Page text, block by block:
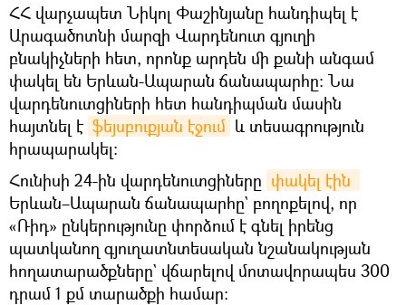
ՀՀ վարչապետ Նիկոլ Փաշինյանը հանդիպել է
Արագածոտնի մարզի Վարդենուտ գյուղի
բնակիչների հետ, որոնք արդեն մի քանի անգամ
փակել են Երևան-Ապարան ճանապարհը։ Նա
վարդենուտցիների հետ հանդիպման մասին
հայտնել է ֆեյսբուքյան էջում և տեսագրություն
հրապարակել։
Հունիսի 24-ին վարդենուտցիները
Երևան–Ապարան ճանապարհը` բողոքելով, որ
«Ռիդ» ընկերությունը փորձում է գնել իրենց
պատկանող գյուղատնտեսական նշանակության
հողատարածքները` վճարելով մոտավորապես 300
դրամ 1 քմ տարածքի համար։